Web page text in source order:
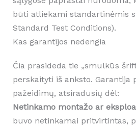
būti atliekami standartinėmis
Standard Test Conditions).
Kas garantijos nedengia
Čia prasideda tie „smulkūs
perskaityti iš anksto. Garantija
pažeidimų, atsiradusių dėl:
Netinkamo montažo ar
buvo netinkamai pritvirtintas,